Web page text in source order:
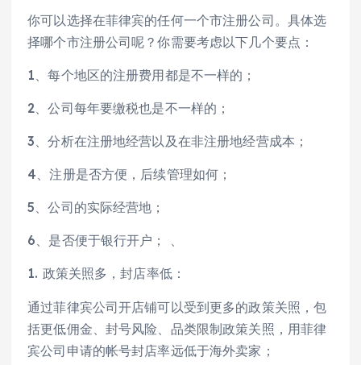
你可以选择在菲律宾的任何一个市注册公司。具体选
择哪个市注册公司呢？你需要考虑以下几个要点：
1、每个地区的注册费用都是不一样的；
2、公司每年要缴税也是不一样的；
3、分析在注册地经营以及在非注册地经营成本；
4、注册是否方便，后续管理如何；
5、公司的实际经营地；
6、是否便于银行开户； 、
1. 政策关照多，封店率低：
通过菲律宾公司开店铺可以受到更多的政策关照，包
括更低佣金、封号风险、品类限制政策关照，用菲律
宾公司申请的帐号封店率远低于海外卖家；